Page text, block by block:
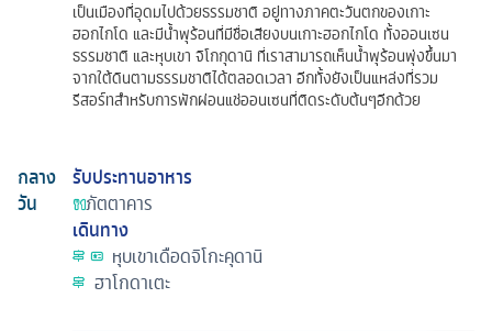
เป็นเมืองที่อุดมไปด้วยธรรมชาติ อยู่ทางภาคตะวันตกของเกาะ
ฮอกไกโด และมีน้ำพุร้อนที่มีชื่อเสียงบนเกาะฮอกไกโด ทั้งออนเซน
ธรรมชาติ และหุบเขา จิโกกุดานิ ที่เราสามารถเห็นน้ำพุร้อนพุ่งขึ้นมา
จากใต้ดินตามธรรมชาติได้ตลอดเวลา อีกทั้งยังเป็นแหล่งที่รวม
รีสอร์ทสำหรับการพักผ่อนแช่ออนเซนที่ติดระดับต้นๆอีกด้วย
กลาง
วัน
รับประทานอาหาร
ภัตตาคาร
เดินทาง
หุบเขาเดือดจิโกะคุดานิ
ฮาโกดาเตะ